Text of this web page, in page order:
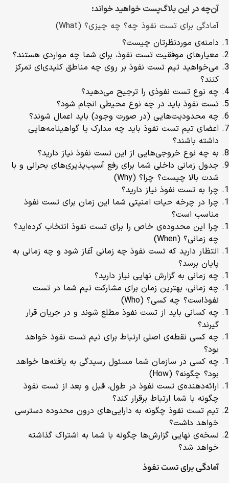
آن‌چه در این بلاگ‌پست خواهید خواند:
آمادگی برای تست نفوذ چه؟ چه چیزی؟ (What)
دامنه‌ی موردنظرتان چیست؟
معیارهای موفقیت تست نفوذ، برای شما چه مواردی هستند؟
می‌خواهید تیم تست نفوذ بر روی چه مناطق کلیدی‌ای تمرکز
کنند؟
چه نوع تست نفوذی را ترجیح می‌دهید؟
تست نفوذ باید در چه نوع محیطی انجام شود؟
چه محدودیت‌هایی (در صورت وجود) باید اعمال شوند؟
اعضای تیم تست نفوذ باید چه مدارک یا گواهینامه‌هایی
داشته باشند؟
به چه نوع خروجی‌هایی از این تست نفوذ نیاز دارید؟
جدول زمانی داخلی شما برای رفع آسیب‌پذیری‌های بحرانی و با
شدت بالا چیست؟ چرا؟ (Why)
چرا به تست نفوذ نیاز دارید؟
چرا در چرخه‌ حیات امنیتی شما این زمان برای تست نفوذ
مناسب است؟
چرا این محدوده‌ی خاص را برای تست نفوذ انتخاب کرده‌اید؟
چه زمانی؟ (When)
انتظار دارید که تست نفوذ چه زمانی آغاز شود و چه زمانی به
پایان برسد؟
چه زمانی به گزارش نهایی نیاز دارید؟
چه زمانی، بهترین زمان برای مشارکت تیم شما در تست
نفوذ است؟ چه کسی؟ (Who)
چه کسانی باید از تست نفوذ مطلع شوند و در جریان قرار
گیرند؟
چه کسی نقطه‌ی اصلی ارتباط برای تیم تست نفوذ خواهد
بود؟
چه کسی در سازمان شما مسئول رسیدگی به یافته‌ها خواهد
بود؟ چگونه؟ (How)
ارائه‌دهنده‌ی تست نفوذ در طول، قبل و بعد از تست نفوذ
چگونه با شما ارتباط برقرار کند؟
تیم تست نفوذ چگونه به دارایی‌های درون محدوده دسترسی
خواهد داشت؟
نسخه‌ی نهایی گزارش‌ها چگونه با شما به اشتراک گذاشته
خواهد شد؟
آمادگی برای تست نفوذ